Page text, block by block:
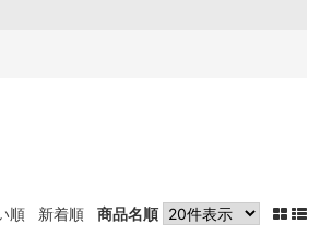
順 新着順 商品名順